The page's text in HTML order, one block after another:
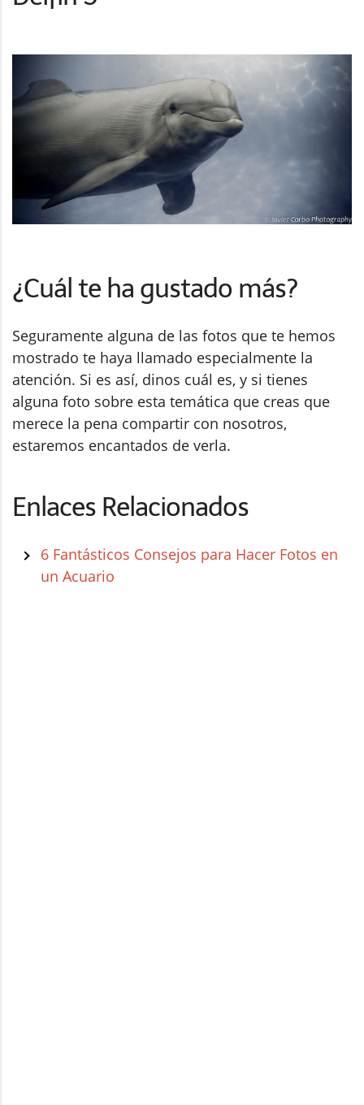
¿Cuál te ha gustado más?
Seguramente alguna de las fotos que te hemos
mostrado te haya llamado especialmente la
atención. Si es así, dinos cuál es, y si tienes
alguna foto sobre esta temática que creas que
merece la pena compartir con nosotros,
estaremos encantados de verla.
Enlaces Relacionados
6 Fantásticos Consejos para Hacer Fotos en
un Acuario